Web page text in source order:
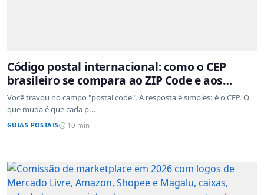
Código postal internacional: como o CEP
brasileiro se compara ao ZIP Code e aos
sistemas de outros países
Você travou no campo "postal code". A resposta é simples: é o CEP. O
que muda é que cada p...
GUIAS POSTAIS 10 min